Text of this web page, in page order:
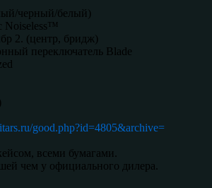
черный/белый)
Noiseless™
2. (центр, бридж)
переключатель Blade
good.php?id=4805&archive=
всеми бумагами.
чем у официального дилера.